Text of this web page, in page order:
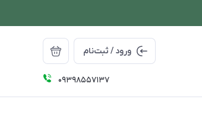
ورود / ثبت‌نام
09398557137